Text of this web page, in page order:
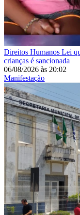
Direitos Humanos Lei
crianças é sancionada
06/08/2026 às 20:02
Manifestação